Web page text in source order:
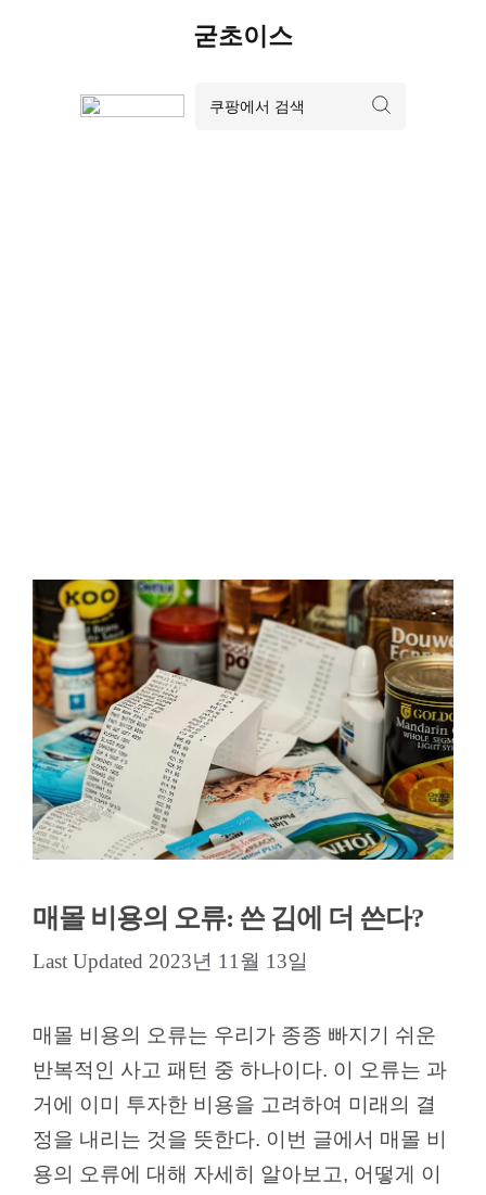
굳초이스
매몰 비용의 오류: 쓴 김에 더 쓴다?
2023년 11월 13일
매몰 비용의 오류는 우리가 종종 빠지기 쉬운
반복적인 사고 패턴 중 하나이다. 이 오류는 과
거에 이미 투자한 비용을 고려하여 미래의 결
정을 내리는 것을 뜻한다. 이번 글에서 매몰 비
용의 오류에 대해 자세히 알아보고, 어떻게 이